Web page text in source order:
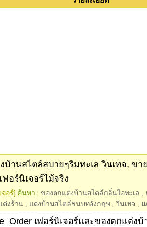
บ้านสไตล์สบายๆริมทะเล วินเทจ, ขา
ฟอร์นิเจอร์ไม้จริง
จอร์] ค้นหา : ของตกแต่งบ้านสไตล์กลิ่นไอทะเล
ต่งร้าน
แต่งบ้านสไตล์ชนบทอังกฤษ วินเทจ แ
 Order เฟอร์นิเจอร์และของตกแต่ง